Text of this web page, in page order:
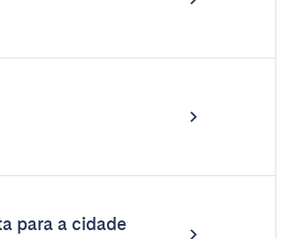
para a cidade